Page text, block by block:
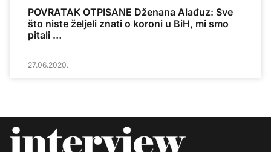
POVRATAK OTPISANE Dženana Alađuz: Sve
što niste željeli znati o koroni u BiH, mi smo
pitali …
27.06.2020.